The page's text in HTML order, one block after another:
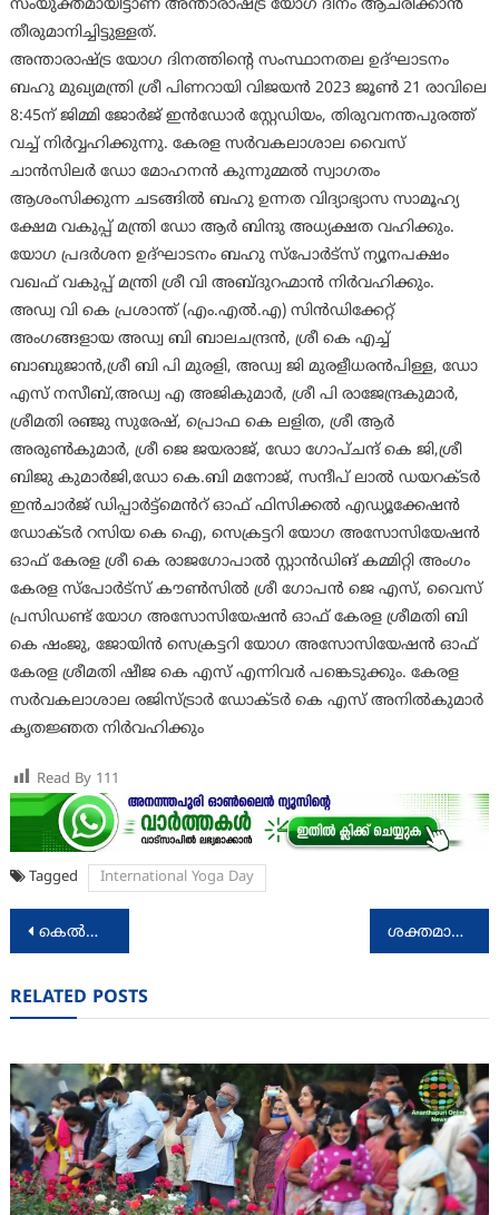
സംയുക്തമായിട്ടാണ് അന്താരാഷ്ട്ര യോഗ ദിനം ആചരിക്കാൻ
തീരുമാനിച്ചിട്ടുള്ളത്.
അന്താരാഷ്ട്ര യോഗ ദിനത്തിന്റെ സംസ്ഥാനതല ഉദ്ഘാടനം
ബഹു മുഖ്യമന്ത്രി ശ്രീ പിണറായി വിജയൻ 2023 ജൂൺ 21 രാവിലെ
8:45ന് ജിമ്മി ജോർജ് ഇൻഡോർ സ്റ്റേഡിയം, തിരുവനന്തപുരത്ത്
വച്ച് നിർവ്വഹിക്കുന്നു. കേരള സർവകലാശാല വൈസ്
ചാൻസിലർ ഡോ മോഹനൻ കുന്നുമ്മൽ സ്വാഗതം
ആശംസിക്കുന്ന ചടങ്ങിൽ ബഹു ഉന്നത വിദ്യാഭ്യാസ സാമൂഹ്യ
ക്ഷേമ വകുപ്പ് മന്ത്രി ഡോ ആർ ബിന്ദു അധ്യക്ഷത വഹിക്കും.
യോഗ പ്രദർശന ഉദ്ഘാടനം ബഹു സ്പോർട്സ് ന്യൂനപക്ഷം
വഖഫ് വകുപ്പ് മന്ത്രി ശ്രീ വി അബ്ദുറഹ്മാൻ നിർവഹിക്കും.
അഡ്വ വി കെ പ്രശാന്ത് (എം.എൽ.എ) സിൻഡിക്കേറ്റ്
അംഗങ്ങളായ അഡ്വ ബി ബാലചന്ദ്രൻ, ശ്രീ കെ എച്ച്
ബാബുജാൻ,ശ്രീ ബി പി മുരളി, അഡ്വ ജി മുരളീധരൻപിള്ള, ഡോ
എസ് നസീബ്,അഡ്വ എ അജികുമാർ, ശ്രീ പി രാജേന്ദ്രകുമാർ,
ശ്രീമതി രഞ്ജു സുരേഷ്, പ്രൊഫ കെ ലളിത, ശ്രീ ആർ
അരുൺകുമാർ, ശ്രീ ജെ ജയരാജ്, ഡോ ഗോപ്ചന്ദ് കെ ജി,ശ്രീ
ബിജു കുമാർജി,ഡോ കെ.ബി മനോജ്, സന്ദീപ് ലാൽ ഡയറക്ടർ
ഇൻചാർജ് ഡിപ്പാർട്ട്മെൻറ് ഓഫ് ഫിസിക്കൽ എഡ്യൂക്കേഷൻ
ഡോക്ടർ റസിയ കെ ഐ, സെക്രട്ടറി യോഗ അസോസിയേഷൻ
ഓഫ് കേരള ശ്രീ കെ രാജഗോപാൽ സ്റ്റാൻഡിങ് കമ്മിറ്റി അംഗം
കേരള സ്പോർട്സ് കൗൺസിൽ ശ്രീ ഗോപൻ ജെ എസ്, വൈസ്
പ്രസിഡണ്ട് യോഗ അസോസിയേഷൻ ഓഫ് കേരള ശ്രീമതി ബി
കെ ഷംജു, ജോയിൻ സെക്രട്ടറി യോഗ അസോസിയേഷൻ ഓഫ്
കേരള ശ്രീമതി ഷീജ കെ എസ് എന്നിവർ പങ്കെടുക്കും. കേരള
സർവകലാശാല രജിസ്ട്രാർ ഡോക്ടർ കെ എസ് അനിൽകുമാർ
കൃതജ്ഞത നിർവഹിക്കും
Read By 111
Tagged International Yoga Day
Post
കെൽട്രോൺ ഹൗസ് ഗേറ്റിനു മുന്നിൽ പ്രതിഷേധ ധർണ്ണ ശക്തമായ കാറ്റിനും മോശം കാലാവസ്ഥയ്ക്കും സാധ്യത
RELATED POSTS